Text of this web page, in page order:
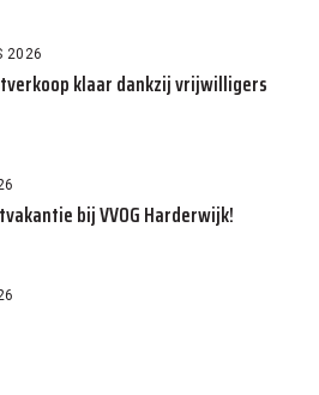
2026
klaar dankzij vrijwilligers
bij VVOG Harderwijk!